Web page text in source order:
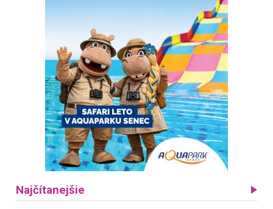
Najčítanejšie